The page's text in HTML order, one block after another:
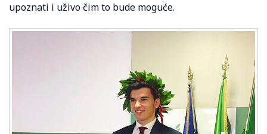
upoznati i uživo čim to bude moguće.